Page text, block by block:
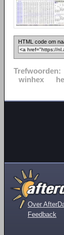
HTML code om
Trefwoorden:
winhex
Over
Feedback